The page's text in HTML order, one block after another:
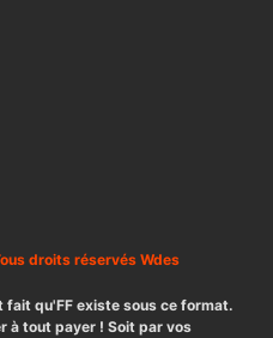
droits réservés Wdes
fait qu'FF existe sous ce format.
à tout payer ! Soit par vos